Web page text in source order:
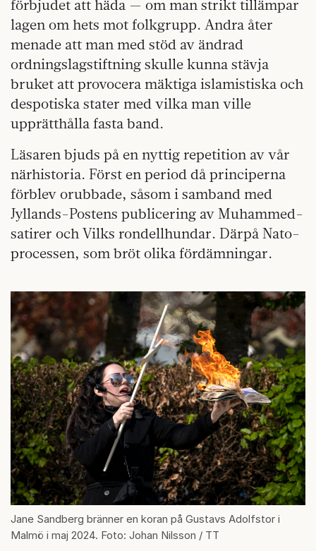
förbjudet att häda — om man strikt tillämpar
lagen om hets mot folkgrupp. Andra åter
menade att man med stöd av ändrad
ordningslagstiftning skulle kunna stävja
bruket att provocera mäktiga islamistiska och
despotiska stater med vilka man ville
upprätthålla fasta band.
Läsaren bjuds på en nyttig repetition av vår
närhistoria. Först en period då principerna
förblev orubbade, såsom i samband med
Jyllands-Postens publicering av Muhammed-
satirer och Vilks rondellhundar. Därpå Nato-
processen, som bröt olika fördämningar.
Jane Sandberg bränner en koran på Gustavs Adolfstor i
Malmö i maj 2024. Foto: Johan Nilsson / TT